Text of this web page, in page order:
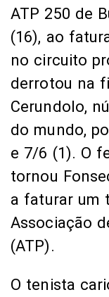
ATP 250 de
(16), ao
no circuito
derrotou na
Cerundolo,
do mundo,
e 7/6 (1). O
tornou
a faturar um
Associação
(ATP).
O tenista